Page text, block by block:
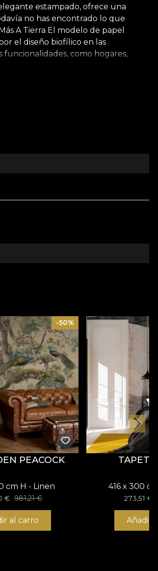
estampado, ofrece una
no has encontrado lo que
A Tierra El modelo de papel
el diseño biofílico en las
funcionalidades, como hogares,
que cada momento en casa se
producción, utilizamos una base
-50%
PEACOCK
cm H - Linen
€ 981,21€
al carro
TAPET
416 x 300
273,51€
Añadir